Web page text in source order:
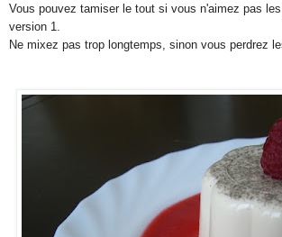
Vous pouvez tamiser le tout si vous n'aimez pas
version 1.
Ne mixez pas trop longtemps, sinon vous perdrez